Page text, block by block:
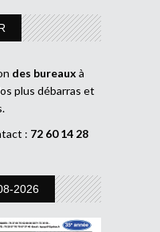
des bureaux à
plus débarras et
: 72 60 14 28
2026